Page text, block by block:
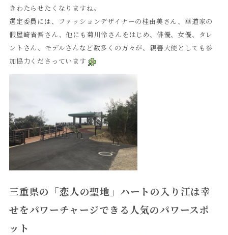
きわたらせたくなりますね。
選定委員には、ファッションデザイナーの桂由美さん、華道家の
假屋崎省吾さん、他にも菊川怜さんをはじめ、俳優、女優、タレ
ントさん、モデルさんなど数多くの方々が、親善大使としても参
加協力くださっています
三重県の「恋人の聖地」ハートの入り江は幸
せをパワーチャージできる人気のパワースポ
ット